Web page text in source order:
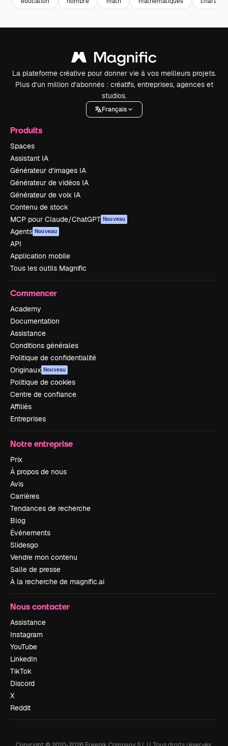
La plateforme créative pour donner vie à vos meilleurs projets.
Plus d’un million d’abonnés : créatifs, entreprises, agences et
studios.
Français
Produits
Spaces
Assistant IA
Générateur d’images IA
Générateur de vidéos IA
Générateur de voix IA
Contenu de stock
MCP pour Claude/ChatGPT Nouveau
Agents Nouveau
API
Application mobile
Tous les outils Magnific
Commencer
Academy
Documentation
Assistance
Conditions générales
Politique de confidentialité
Originaux Nouveau
Politique de cookies
Centre de confiance
Affiliés
Entreprises
Notre entreprise
Prix
À propos de nous
Avis
Carrières
Tendances de recherche
Blog
Événements
Slidesgo
Vendre mon contenu
Salle de presse
À la recherche de magnific.ai
Nous contacter
Assistance
Instagram
YouTube
LinkedIn
TikTok
Discord
X
Reddit